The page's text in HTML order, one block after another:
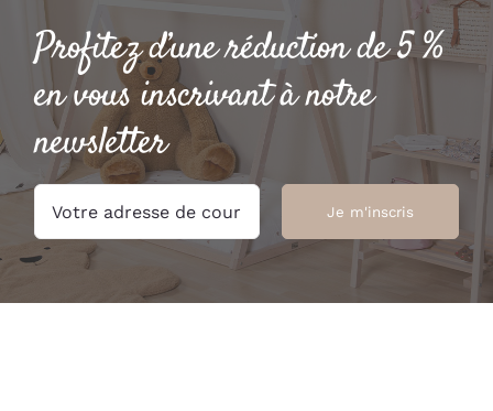
Profitez d’une réduction de 5 %
en vous inscrivant à notre
newsletter